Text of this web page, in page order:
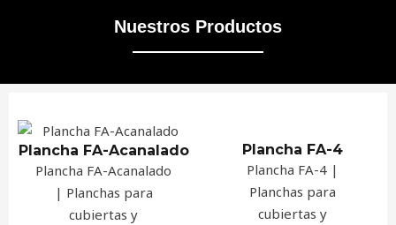
Nuestros Productos
Plancha FA-Acanalado
Plancha FA-Acanalado
| Planchas para
cubiertas y
Plancha FA-4
Plancha FA-4 |
Planchas para
cubiertas y